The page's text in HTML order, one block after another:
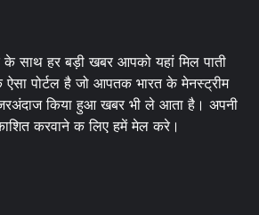
के साथ हर बड़ी खबर आपको यहां मिल पाती
पोर्टल है जो आपतक भारत के मेनस्ट्रीम
नजरअंदाज किया हुआ खबर भी ले आता है। अपनी
करवाने क लिए हमें मेल करे।